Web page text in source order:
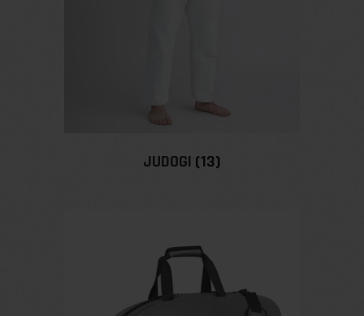
JUDOGI (13)